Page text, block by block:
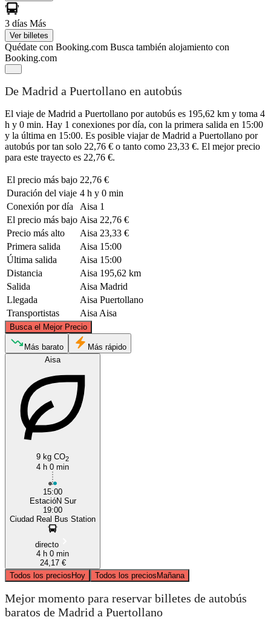
3 días Más
Ver billetes
Quédate con Booking.com Busca también alojamiento con
Booking.com
De Madrid a Puertollano en autobús
El viaje de Madrid a Puertollano por autobús es 195,62 km y toma 4
h y 0 min. Hay 1 conexiones por día, con la primera salida en 15:00
y la última en 15:00. Es posible viajar de Madrid a Puertollano por
autobús por tan solo 22,76 € o tanto como 23,33 €. El mejor precio
para este trayecto es 22,76 €.
El precio más bajo 22,76 €
Duración del viaje 4 h y 0 min
Conexión por día
Aisa 1
El precio más bajo Aisa 22,76 €
Precio más alto
Aisa 23,33 €
Primera salida
Aisa 15:00
Última salida
Aisa 15:00
Distancia
Aisa 195,62 km
Salida
Aisa Madrid
Llegada
Aisa Puertollano
Transportistas
Aisa Aisa
Busca el Mejor Precio
Más barato
Más rápido
Aisa
9 kg CO2
4 h 0 min
15:00
EstacióN Sur
19:00
Ciudad Real Bus Station
directo
4 h 0 min
24,17 €
Todos los preciosHoy Todos los preciosMañana
Mejor momento para reservar billetes de autobús
baratos de Madrid a Puertollano